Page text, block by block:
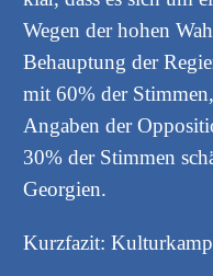
Wegen der hohen
Behauptung der
mit 60% der
Angaben der
30% der Stimmen
Georgien.
Kurzfazit: